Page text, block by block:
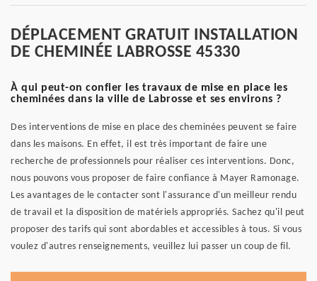
DÉPLACEMENT GRATUIT INSTALLATION
DE CHEMINÉE LABROSSE 45330
À qui peut-on confier les travaux de mise en place les
cheminées dans la ville de Labrosse et ses environs ?
Des interventions de mise en place des cheminées peuvent se faire
dans les maisons. En effet, il est très important de faire une
recherche de professionnels pour réaliser ces interventions. Donc,
nous pouvons vous proposer de faire confiance à Mayer Ramonage.
Les avantages de le contacter sont l'assurance d'un meilleur rendu
de travail et la disposition de matériels appropriés. Sachez qu'il peut
proposer des tarifs qui sont abordables et accessibles à tous. Si vous
voulez d'autres renseignements, veuillez lui passer un coup de fil.